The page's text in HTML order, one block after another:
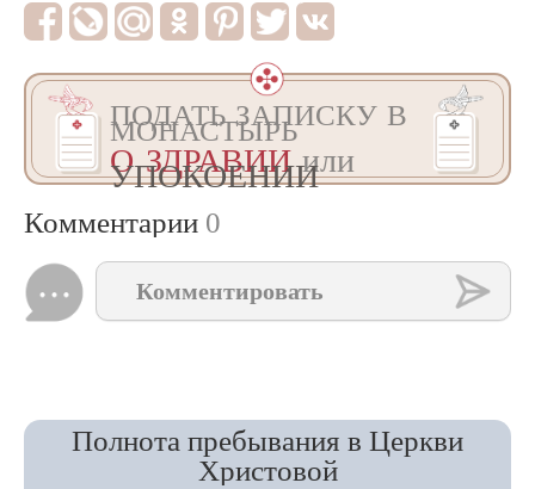
ПОДАТЬ ЗАПИСКУ В
МОНАСТЫРЬ
О ЗДРАВИИили
УПОКОЕНИИ
Комментарии 0
Комментировать
Полнота пребывания в Церкви
Христовой